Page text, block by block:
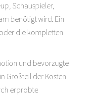
Schauspieler,
benötigt wird. Ein
die kompletten
und bevorzugte
Großteil der Kosten
erprobte